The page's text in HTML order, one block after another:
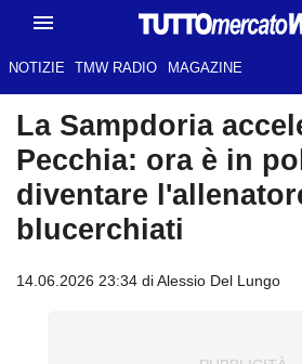
NOTIZIE TMW RADIO MAGAZINE
La Sampdoria
Pecchia: ora è in
diventare
blucerchiati
14.06.2026 23:34 di Alessio Del Lungo